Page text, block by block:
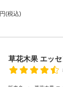
円(税込)
草花木果 エッ